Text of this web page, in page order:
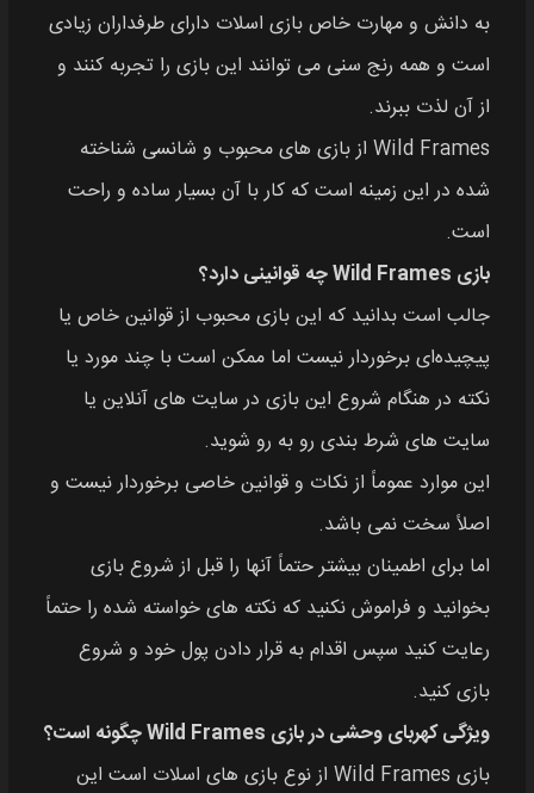
به دانش و مهارت خاص بازی اسلات دارای طرفداران زیادی
است و همه رنج سنی می‌ توانند این بازی را تجربه کنند و
از آن لذت ببرند.
Wild Frames از بازی‌ های محبوب و شانسی شناخته
شده در این زمینه است که کار با آن بسیار ساده و راحت
است.
بازی Wild Frames چه قوانینی دارد؟
جالب است بدانید که این بازی محبوب از قوانین خاص یا
پیچیده‌ای برخوردار نیست اما ممکن است با چند مورد یا
نکته در هنگام شروع این بازی در سایت‌ های آنلاین یا
سایت‌ های شرط‌ بندی رو به‌ رو شوید.
این موارد عموماً از نکات و قوانین خاصی برخوردار نیست و
اصلاً سخت نمی‌ باشد.
اما برای اطمینان بیشتر حتماً آنها را قبل از شروع بازی
بخوانید و فراموش نکنید که نکته‌ های خواسته شده را حتماً
رعایت کنید سپس اقدام به‌ قرار دادن پول خود و شروع
بازی کنید.
ویژگی کهربای وحشی در بازی Wild Frames چگونه است؟
بازی Wild Frames از نوع بازی‌ های اسلات است این